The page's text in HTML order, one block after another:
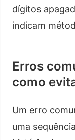
dígitos
indicam
Erros
como
Um erro
uma